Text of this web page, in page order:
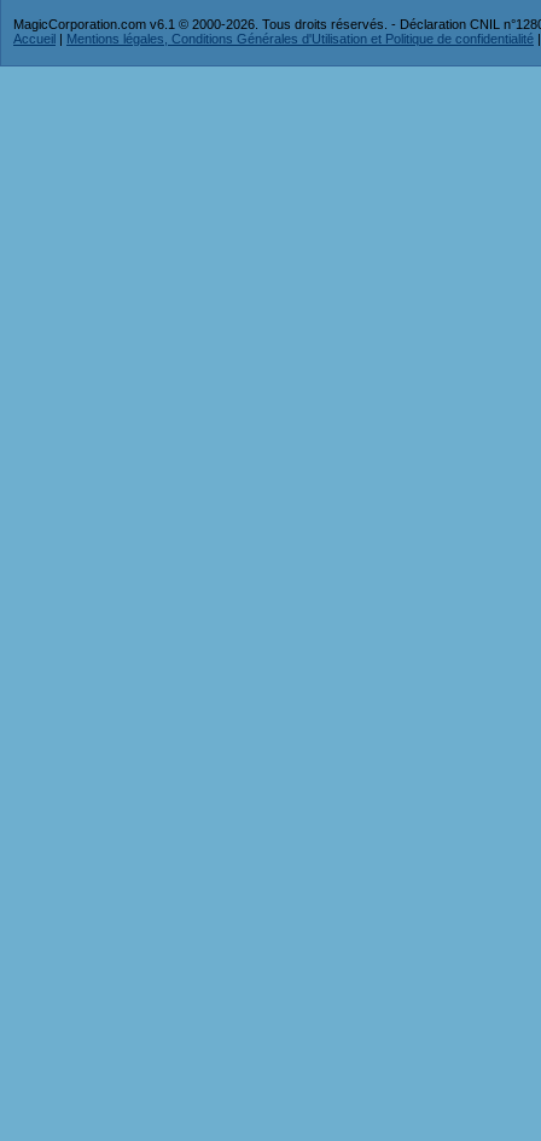
MagicCorporation.com v6.1 © 2000-2026. Tous droits réservés. - Déclaration CNIL
Accueil | Mentions légales, Conditions Générales d'Utilisation et Politique de confidentialité